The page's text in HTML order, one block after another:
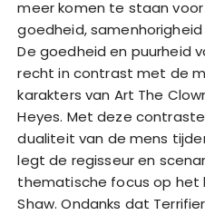
meer komen te staan
goedheid,
De goedheid en puurheid
recht in contrast met de
karakters van Art The
Heyes. Met deze
dualiteit van de mens
legt de regisseur en
thematische focus op het
Shaw. Ondanks dat